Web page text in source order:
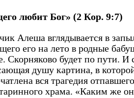
любит Бог» (2 Кор. 9:7)
Алеша вглядывается в
его на лето в родные
Скорняково будет по пути. И
душу картина, в
вся трагедия
храма. «Каким же